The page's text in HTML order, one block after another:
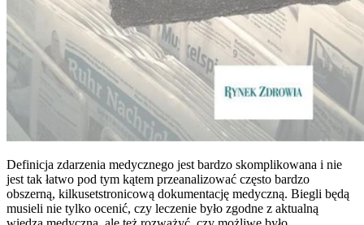
Definicja zdarzenia medycznego jest bardzo skomplikowana i nie
jest tak łatwo pod tym kątem przeanalizować często bardzo
obszerną, kilkusetstronicową dokumentację medyczną. Biegli będą
musieli nie tylko ocenić, czy leczenie było zgodne z aktualną